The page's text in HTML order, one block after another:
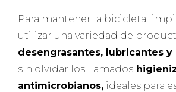
Para mantener la bicicleta
utilizar una variedad de
desengrasantes, lubricantes
sin olvidar los llamados
antimicrobianos,ideales para